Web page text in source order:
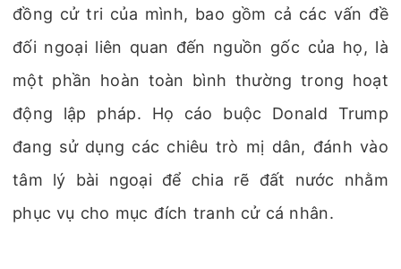
đồng cử tri của mình, bao gồm cả các vấn đề
đối ngoại liên quan đến nguồn gốc của họ, là
một phần hoàn toàn bình thường trong hoạt
động lập pháp. Họ cáo buộc Donald Trump
đang sử dụng các chiêu trò mị dân, đánh vào
tâm lý bài ngoại để chia rẽ đất nước nhằm
phục vụ cho mục đích tranh cử cá nhân.